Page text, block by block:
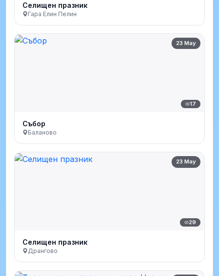
Селищен празник
Гара Елин Пелин
23 May
17
Събор
Баланово
23 May
29
Селищен празник
Дрангово